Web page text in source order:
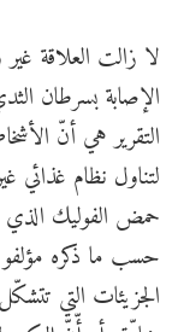
لا زالت العلاقة
الإصابة بسرطان
التقرير هي أنّ
لتناول نظام غذائي
حمض الفوليك الذي
حسب ما ذكره
الجزيئات التي